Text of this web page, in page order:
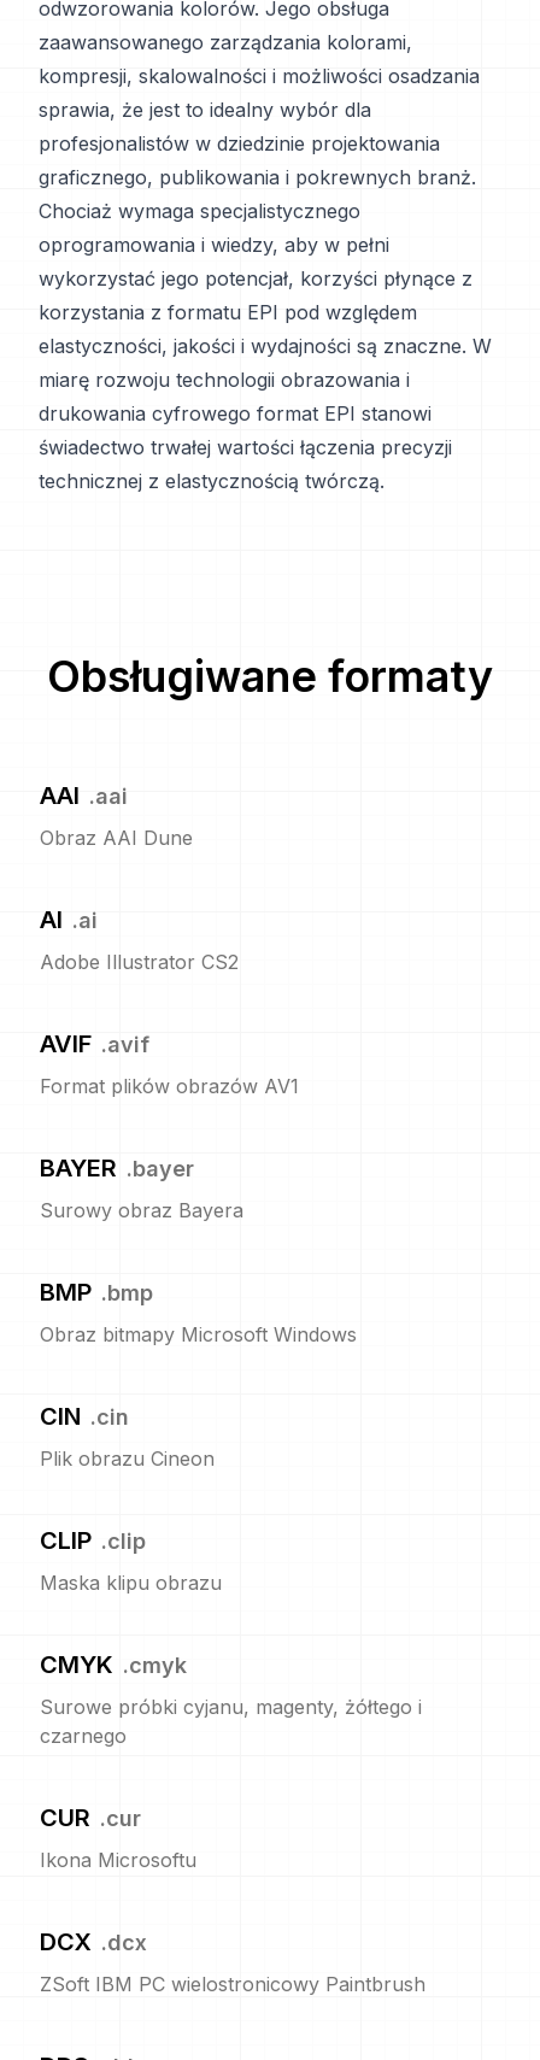
odwzorowania kolorów. Jego obsługa
zaawansowanego zarządzania kolorami,
kompresji, skalowalności i możliwości osadzania
sprawia, że jest to idealny wybór dla
profesjonalistów w dziedzinie projektowania
graficznego, publikowania i pokrewnych branż.
Chociaż wymaga specjalistycznego
oprogramowania i wiedzy, aby w pełni
wykorzystać jego potencjał, korzyści płynące z
korzystania z formatu EPI pod względem
elastyczności, jakości i wydajności są znaczne. W
miarę rozwoju technologii obrazowania i
drukowania cyfrowego format EPI stanowi
świadectwo trwałej wartości łączenia precyzji
technicznej z elastycznością twórczą.
Obsługiwane formaty
AAI .aai
Obraz AAI Dune
AI .ai
Adobe Illustrator CS2
AVIF .avif
Format plików obrazów AV1
BAYER .bayer
Surowy obraz Bayera
BMP .bmp
Obraz bitmapy Microsoft Windows
CIN .cin
Plik obrazu Cineon
CLIP .clip
Maska klipu obrazu
CMYK .cmyk
Surowe próbki cyjanu, magenty, żółtego i
czarnego
CUR .cur
Ikona Microsoftu
DCX .dcx
ZSoft IBM PC wielostronicowy Paintbrush